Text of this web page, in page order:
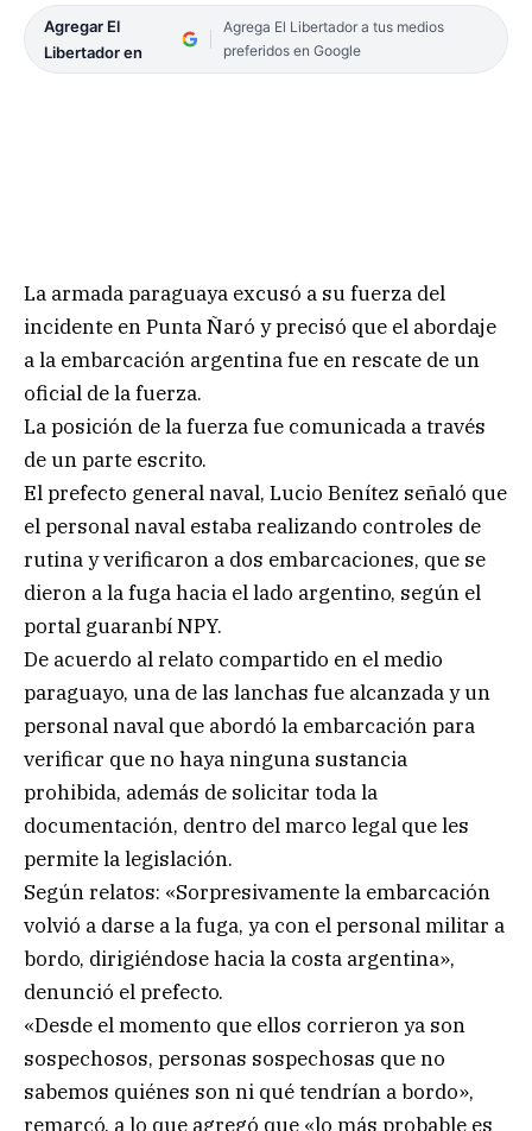
Agregar El
Libertador en
Agrega El Libertador a tus medios
preferidos en Google
La armada paraguaya excusó a su fuerza del
incidente en Punta Ñaró y precisó que el abordaje
a la embarcación argentina fue en rescate de un
oficial de la fuerza.
La posición de la fuerza fue comunicada a través
de un parte escrito.
El prefecto general naval, Lucio Benítez señaló que
el personal naval estaba realizando controles de
rutina y verificaron a dos embarcaciones, que se
dieron a la fuga hacia el lado argentino, según el
portal guaranbí NPY.
De acuerdo al relato compartido en el medio
paraguayo, una de las lanchas fue alcanzada y un
personal naval que abordó la embarcación para
verificar que no haya ninguna sustancia
prohibida, además de solicitar toda la
documentación, dentro del marco legal que les
permite la legislación.
Según relatos: «Sorpresivamente la embarcación
volvió a darse a la fuga, ya con el personal militar a
bordo, dirigiéndose hacia la costa argentina»,
denunció el prefecto.
«Desde el momento que ellos corrieron ya son
sospechosos, personas sospechosas que no
sabemos quiénes son ni qué tendrían a bordo»,
remarcó, a lo que agregó que «lo más probable es